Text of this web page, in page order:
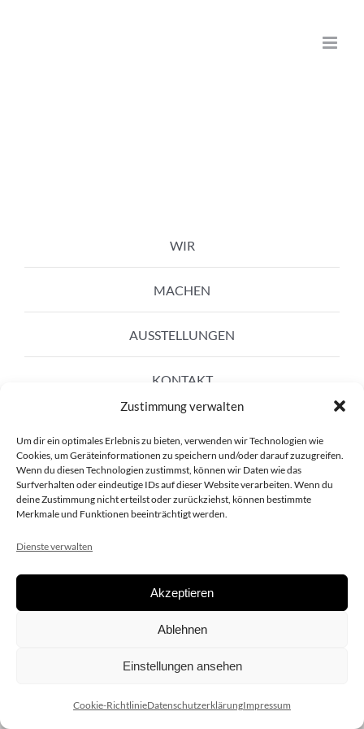
Zustimmung verwalten
Um dir ein optimales Erlebnis zu bieten, verwenden wir Technologien wie
Cookies, um Geräteinformationen zu speichern und/oder darauf zuzugreifen.
Wenn du diesen Technologien zustimmst, können wir Daten wie das
Surfverhalten oder eindeutige IDs auf dieser Website verarbeiten. Wenn du
deine Zustimmung nicht erteilst oder zurückziehst, können bestimmte
Merkmale und Funktionen beeinträchtigt werden.
Dienste verwalten
Akzeptieren
Ablehnen
Einstellungen ansehen
Cookie-RichtlinieDatenschutzerklärungImpressum
WIR
MACHEN
AUSSTELLUNGEN
KONTAKT
Copyright 2020 dieSCHAUsteller.at |Datenschützerklärung|
| Design:www.ARGEntur.at